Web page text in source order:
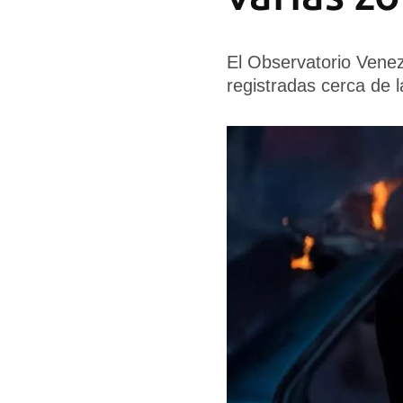
El Observatorio
registradas cerca de